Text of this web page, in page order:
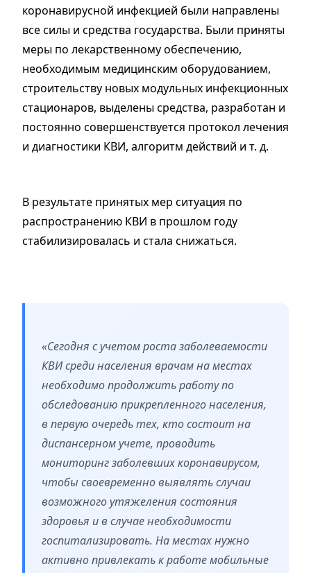
коронавирусной инфекцией были направлены
все силы и средства государства. Были приняты
меры по лекарственному обеспечению,
необходимым медицинским оборудованием,
строительству новых модульных инфекционных
стационаров, выделены средства, разработан и
постоянно совершенствуется протокол лечения
и диагностики КВИ, алгоритм действий и т. д.
В результате принятых мер ситуация по
распространению КВИ в прошлом году
стабилизировалась и стала снижаться.
«Сегодня с учетом роста заболеваемости
КВИ среди населения врачам на местах
необходимо продолжить работу по
обследованию прикрепленного населения,
в первую очередь тех, кто состоит на
диспансерном учете, проводить
мониторинг заболевших коронавирусом,
чтобы своевременно выявлять случаи
возможного утяжеления состояния
здоровья и в случае необходимости
госпитализировать. На местах нужно
активно привлекать к работе мобильные